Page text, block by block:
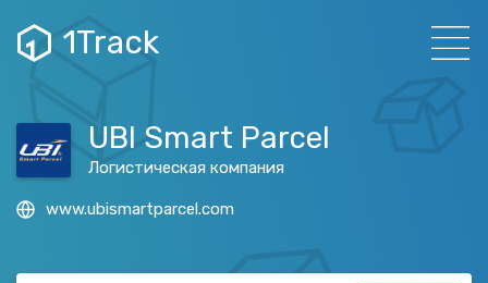
1Track
UBI Smart Parcel
Логистическая компания
www.ubismartparcel.com